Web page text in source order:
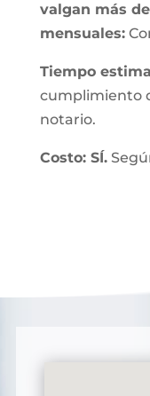
valgan más
mensuales:
Tiempo
cumplimiento
notario.
Costo: SÍ.